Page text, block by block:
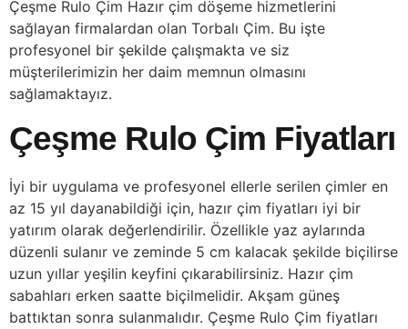
Çeşme Rulo Çim Hazır çim döşeme hizmetlerini
sağlayan firmalardan olan Torbalı Çim. Bu işte
profesyonel bir şekilde çalışmakta ve siz
müşterilerimizin her daim memnun olmasını
sağlamaktayız.
Çeşme Rulo Çim Fiyatları
İyi bir uygulama ve profesyonel ellerle serilen çimler en
az 15 yıl dayanabildiği için, hazır çim fiyatları iyi bir
yatırım olarak değerlendirilir. Özellikle yaz aylarında
düzenli sulanır ve zeminde 5 cm kalacak şekilde biçilirse
uzun yıllar yeşilin keyfini çıkarabilirsiniz. Hazır çim
sabahları erken saatte biçilmelidir. Akşam güneş
battıktan sonra sulanmalıdır. Çeşme Rulo Çim fiyatları